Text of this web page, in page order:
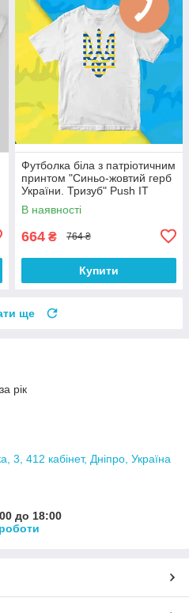
Футболка біла з патріотичним
принтом "Синьо-жовтий герб
України. Тризуб" Push IT
В наявності
664 ₴ 764 ₴
Купити
ще
рік
3, 412 кабінет, Дніпро, Україна
до 18:00